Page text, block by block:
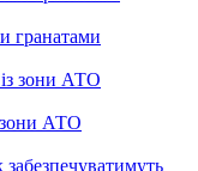
гранатами
зони АТО